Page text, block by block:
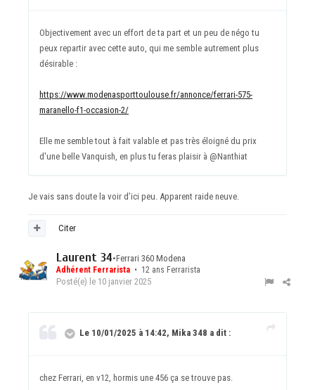
Objectivement avec un effort de ta part et un peu de négo tu
peux repartir avec cette auto, qui me semble autrement plus
désirable :
https://www.modenasporttoulouse.fr/annonce/ferrari-575-
maranello-f1-occasion-2/
Elle me semble tout à fait valable et pas très éloigné du prix
d'une belle Vanquish, en plus tu feras plaisir à @Nanthiat
Je vais sans doute la voir d’ici peu. Apparent raide neuve.
Citer
Laurent 34•Ferrari 360 Modena
Adhérent Ferrarista • 12 ans Ferrarista
Posté(e) le 10 janvier 2025
Le 10/01/2025 à 14:42, Mika 348 a dit :
chez Ferrari, en v12, hormis une 456 ça se trouve pas.